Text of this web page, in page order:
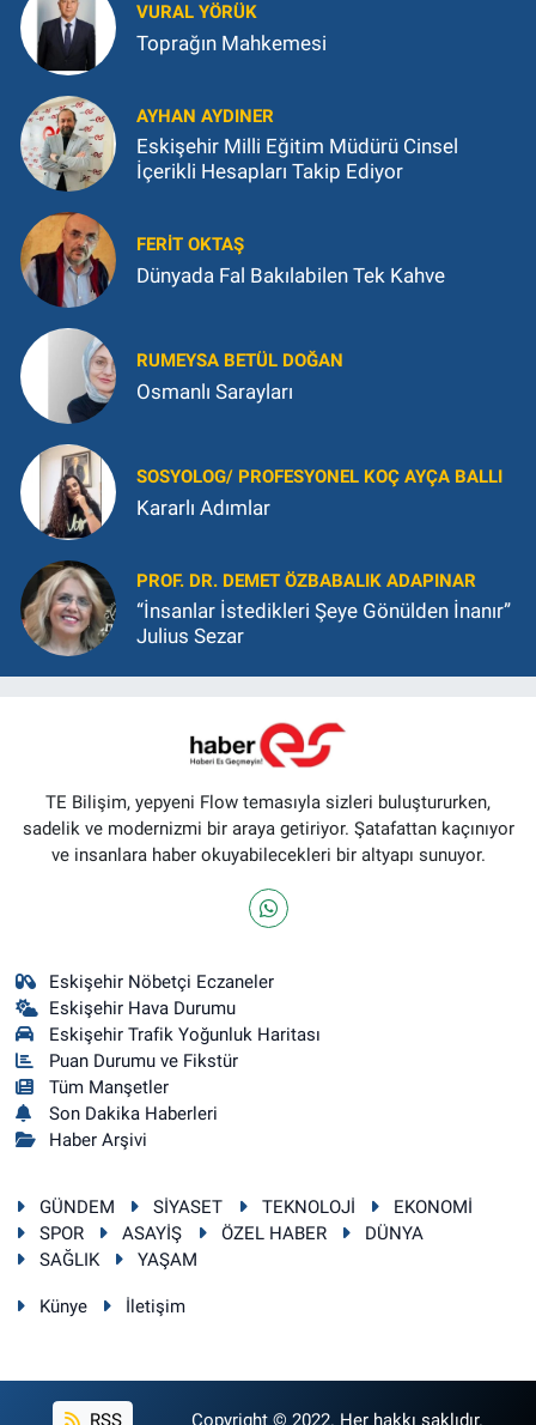
VURAL YÖRÜK
Toprağın Mahkemesi
AYHAN AYDINER
Eskişehir Milli Eğitim Müdürü Cinsel
İçerikli Hesapları Takip Ediyor
FERIT OKTAŞ
Dünyada Fal Bakılabilen Tek Kahve
RUMEYSA BETÜL DOĞAN
Osmanlı Sarayları
SOSYOLOG/ PROFESYONEL KOÇ AYÇA BALLI
Kararlı Adımlar
PROF. DR. DEMET ÖZBABALIK ADAPINAR
“İnsanlar İstedikleri Şeye Gönülden İnanır”
Julius Sezar
TE Bilişim, yepyeni Flow temasıyla sizleri buluştururken,
sadelik ve modernizmi bir araya getiriyor. Şatafattan kaçınıyor
ve insanlara haber okuyabilecekleri bir altyapı sunuyor.
Eskişehir Nöbetçi Eczaneler
Eskişehir Hava Durumu
Eskişehir Trafik Yoğunluk Haritası
Puan Durumu ve Fikstür
Tüm Manşetler
Son Dakika Haberleri
Haber Arşivi
GÜNDEM SİYASET TEKNOLOJİ
EKONOMİ
SPOR
ASAYİŞ ÖZEL HABER
DÜNYA
SAĞLIK
YAŞAM
Künye İletişim
RSS Copyright © 2022. Her hakkı saklıdır.